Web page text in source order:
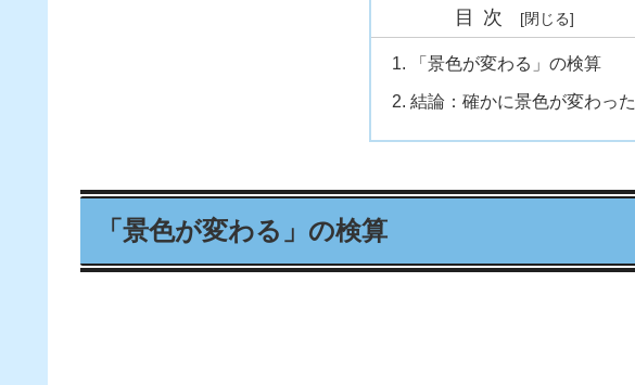
目次
「景色が変わる」の検算
結論：確かに景色が変わった
「景色が変わる」の検算